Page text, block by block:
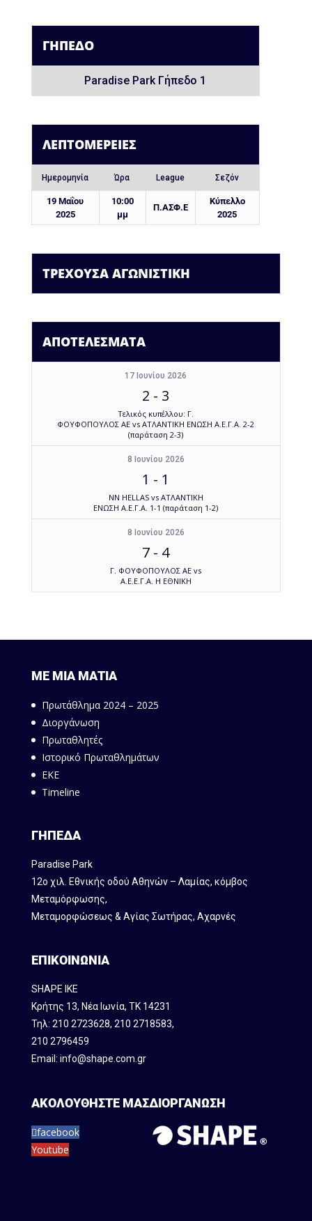
ΓΉΠΕΔΟ
Paradise Park Γήπεδο 1
ΛΕΠΤΟΜΈΡΕΙΕΣ
Ημερομηνία Ώρα League Σεζόν
19 Μαΐου
2025
10:00
μμ
Π.ΑΣΦ.Ε
Κύπελλο
2025
ΤΡΕΧΟΥΣΑ ΑΓΩΝΙΣΤΙΚΗ
ΑΠΟΤΕΛΕΣΜΑΤΑ
17 Ιουνίου 2026
2 - 3
Τελικός κυπέλλου: Γ.
ΦΟΥΦΟΠΟΥΛΟΣ ΑΕ vs ΑΤΛΑΝΤΙΚΗ ΕΝΩΣΗ Α.Ε.Γ.Α. 2-2
(παράταση 2-3)
8 Ιουνίου 2026
1 - 1
NN HELLAS vs ΑΤΛΑΝΤΙΚΗ
ΕΝΩΣΗ Α.Ε.Γ.Α. 1-1 (παράταση 1-2)
8 Ιουνίου 2026
7 - 4
Γ. ΦΟΥΦΟΠΟΥΛΟΣ ΑΕ vs
Α.Ε.Ε.Γ.Α. Η ΕΘΝΙΚΗ
ΜΕ ΜΙΑ ΜΑΤΙΑ
Πρωτάθλημα 2024 – 2025
Διοργάνωση
Πρωταθλητές
Ιστορικό Πρωταθλημάτων
ΕΚΕ
Timeline
ΓΗΠΕΔΑ
Paradise Park
12ο χιλ. Εθνικής οδού Αθηνών – Λαμίας, κόμβος
Mεταμόρφωσης,
Μεταμορφώσεως & Αγίας Σωτήρας, Αχαρνές
ΕΠΙΚΟΙΝΩΝΙΑ
SHAPE IKE
Κρήτης 13, Νέα Ιωνία, ΤΚ 14231
Τηλ: 210 2723628, 210 2718583,
210 2796459
Email: info@shape.com.gr
ΑΚΟΛΟΥΘΗΣΤΕ ΜΑΣ
facebook
Youtube
ΔΙΟΡΓΑΝΩΣΗ